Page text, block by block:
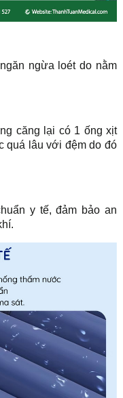
ngừa loét do nằm
căng lại có 1 ống xịt
quá lâu với đệm do đó
y tế, đảm bảo an